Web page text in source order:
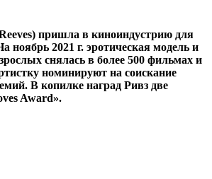
пришла в киноиндустрию для
ноябрь 2021 г. эротическая модель и
снялась в более 500 фильмах и
номинируют на соискание
В копилке наград Ривз две
Award».